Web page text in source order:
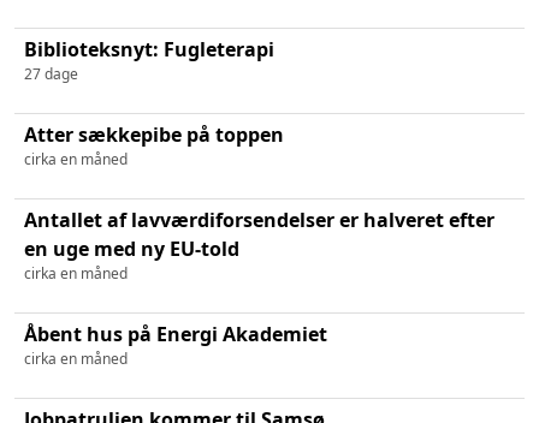
Biblioteksnyt: Fugleterapi
27 dage
Atter sækkepibe på toppen
cirka en måned
Antallet af lavværdiforsendelser er halveret efter
en uge med ny EU-told
cirka en måned
Åbent hus på Energi Akademiet
cirka en måned